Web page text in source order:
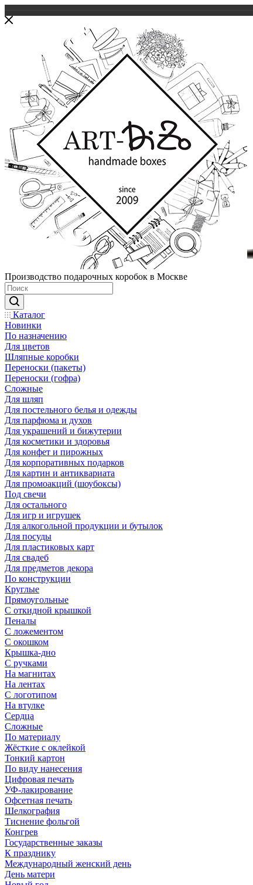
Производство подарочных коробок в Москве
Каталог
Новинки
По назначению
Для цветов
Шляпные коробки
Переноски (пакеты)
Переноски (гофра)
Сложные
Для шляп
Для постельного белья и одежды
Для парфюма и духов
Для украшений и бижутерии
Для косметики и здоровья
Для конфет и пирожных
Для корпоративных подарков
Для картин и антиквариата
Для промоакций (шоубоксы)
Под свечи
Для остального
Для игр и игрушек
Для алкогольной продукции и бутылок
Для посуды
Для пластиковых карт
Для свадеб
Для предметов декора
По конструкции
Круглые
Прямоугольные
С откидной крышкой
Пеналы
С ложементом
С окошком
Крышка-дно
С ручками
На магнитах
На лентах
С логотипом
На втулке
Сердца
Сложные
По материалу
Жёсткие с оклейкой
Тонкий картон
По виду нанесения
Цифровая печать
УФ-лакирование
Офсетная печать
Шелкография
Тиснение фольгой
Конгрев
Государственные заказы
К празднику
Международный женский день
День матери